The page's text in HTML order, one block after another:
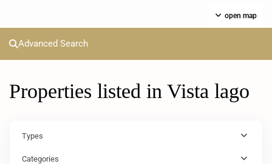
open map
Advanced Search
Properties listed in Vista lago
Types
Categories